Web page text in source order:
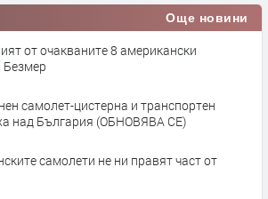
Още новини
от очакваните 8 американски
Безмер
самолет-цистерна и транспортен
над България (ОБНОВЯВА СЕ)
самолети не ни правят част от